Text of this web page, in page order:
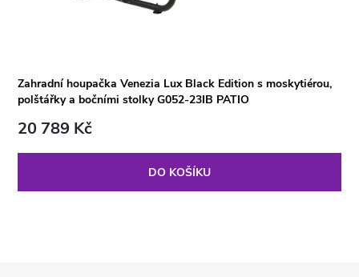
Zahradní houpačka Venezia Lux Black Edition s moskytiérou,
polštářky a bočními stolky G052-23IB PATIO
20 789 Kč
DO KOŠÍKU